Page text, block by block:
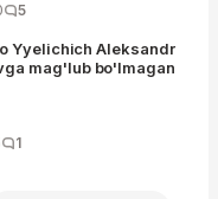
5
Yyelichich Aleksandr
mag'lub bo'lmagan
1